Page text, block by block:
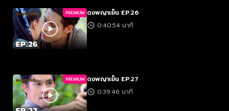
PREMIUM ดงพญาเย็น EP.26
0:40:54 นาที
PREMIUM ดงพญาเย็น EP.27
0:39:46 นาที